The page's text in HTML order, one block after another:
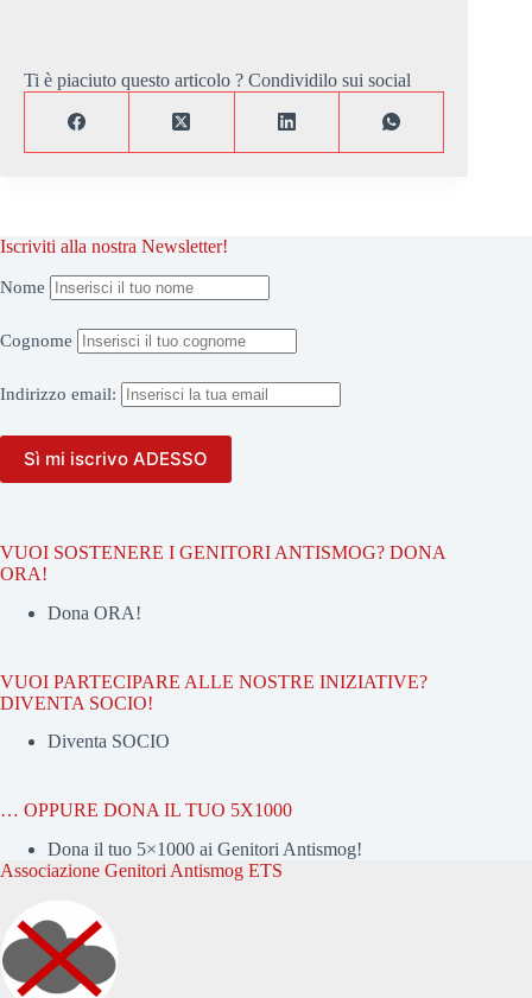
Ti è piaciuto questo articolo ? Condividilo sui social
Iscriviti alla nostra Newsletter!
Nome
Cognome
Indirizzo email:
VUOI SOSTENERE I GENITORI ANTISMOG? DONA
ORA!
Dona ORA!
VUOI PARTECIPARE ALLE NOSTRE INIZIATIVE?
DIVENTA SOCIO!
Diventa SOCIO
… OPPURE DONA IL TUO 5X1000
Dona il tuo 5×1000 ai Genitori Antismog!
Associazione Genitori Antismog ETS